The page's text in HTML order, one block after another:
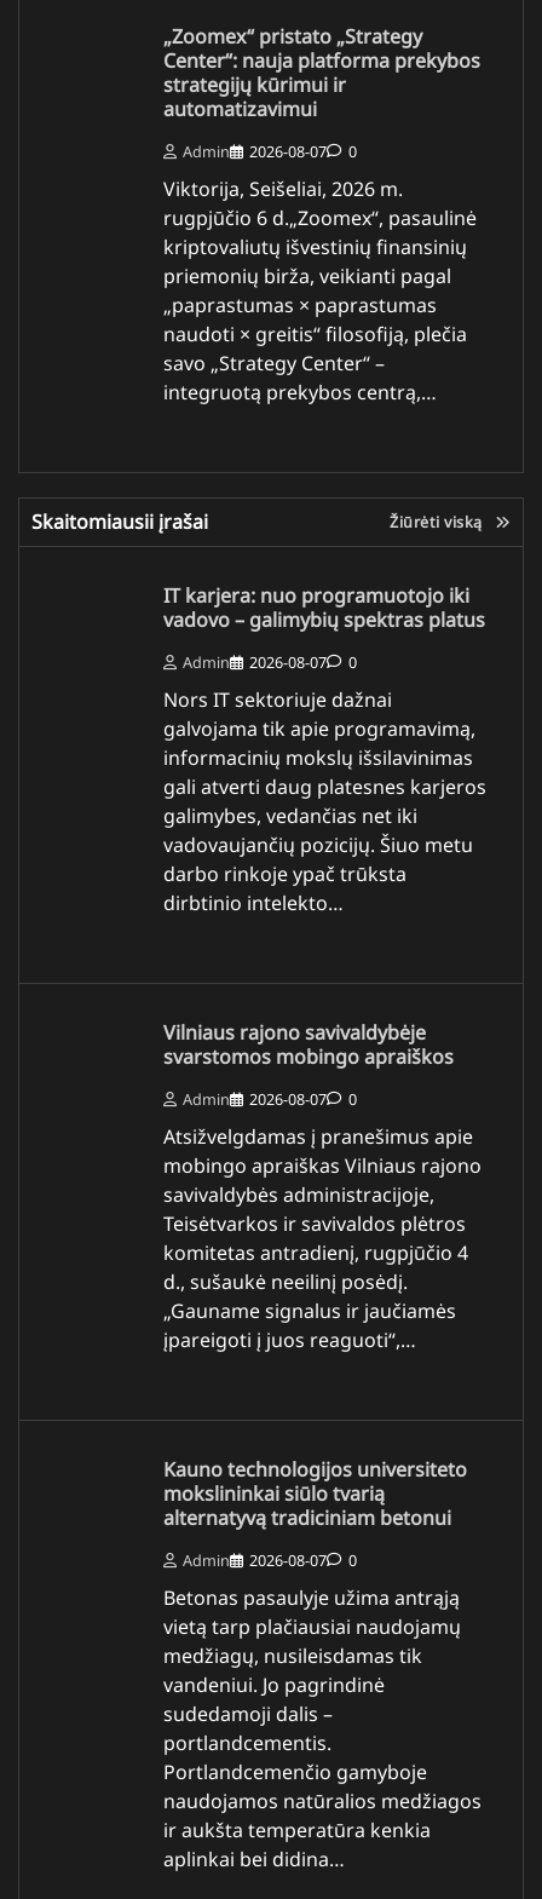
„Zoomex“ pristato „Strategy
Center“: nauja platforma prekybos
strategijų kūrimui ir
automatizavimui
Admin 2026-08-07 0
Viktorija, Seišeliai, 2026 m.
rugpjūčio 6 d.„Zoomex“, pasaulinė
kriptovaliutų išvestinių finansinių
priemonių birža, veikianti pagal
„paprastumas × paprastumas
naudoti × greitis“ filosofiją, plečia
savo „Strategy Center“ –
integruotą prekybos centrą,…
Skaitomiausii įrašai Žiūrėti viską
IT karjera: nuo programuotojo iki
vadovo – galimybių spektras platus
Admin 2026-08-07 0
Nors IT sektoriuje dažnai
galvojama tik apie programavimą,
informacinių mokslų išsilavinimas
gali atverti daug platesnes karjeros
galimybes, vedančias net iki
vadovaujančių pozicijų. Šiuo metu
darbo rinkoje ypač trūksta
dirbtinio intelekto…
Vilniaus rajono savivaldybėje
svarstomos mobingo apraiškos
Admin 2026-08-07 0
Atsižvelgdamas į pranešimus apie
mobingo apraiškas Vilniaus rajono
savivaldybės administracijoje,
Teisėtvarkos ir savivaldos plėtros
komitetas antradienį, rugpjūčio 4
d., sušaukė neeilinį posėdį.
„Gauname signalus ir jaučiamės
įpareigoti į juos reaguoti“,…
Kauno technologijos universiteto
mokslininkai siūlo tvarią
alternatyvą tradiciniam betonui
Admin 2026-08-07 0
Betonas pasaulyje užima antrąją
vietą tarp plačiausiai naudojamų
medžiagų, nusileisdamas tik
vandeniui. Jo pagrindinė
sudedamoji dalis –
portlandcementis.
Portlandcemenčio gamyboje
naudojamos natūralios medžiagos
ir aukšta temperatūra kenkia
aplinkai bei didina…